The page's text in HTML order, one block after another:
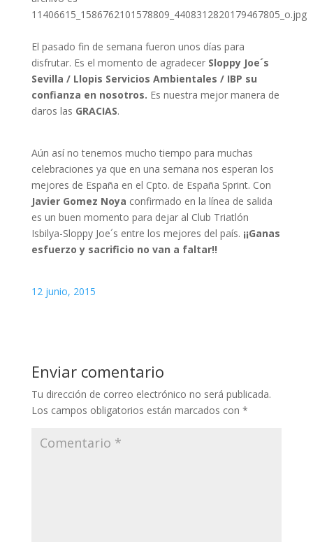
El pasado fin de semana fueron unos días para
disfrutar. Es el momento de agradecer Sloppy Joe´s
Sevilla / Llopis Servicios Ambientales / IBP su
confianza en nosotros. Es nuestra mejor manera de
daros las GRACIAS.
Aún así no tenemos mucho tiempo para muchas
celebraciones ya que en una semana nos esperan los
mejores de España en el Cpto. de España Sprint. Con
Javier Gomez Noya confirmado en la línea de salida
es un buen momento para dejar al Club Triatlón
Isbilya-Sloppy Joe´s entre los mejores del país. ¡¡Ganas
esfuerzo y sacrificio no van a faltar!!
12 junio, 2015
Enviar comentario
Tu dirección de correo electrónico no será publicada.
Los campos obligatorios están marcados con *